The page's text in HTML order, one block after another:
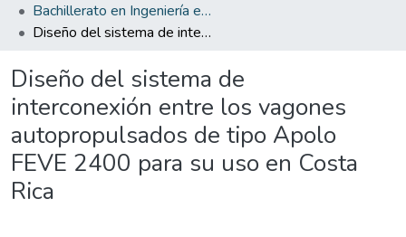
Bachillerato en Ingeniería en Diseño Industrial
Diseño del sistema de interconexión entre los vagones autopropulsados de tipo Apolo FEVE 2400 para su uso en Costa Rica
Diseño del sistema de
interconexión entre los vagones
autopropulsados de tipo Apolo
FEVE 2400 para su uso en Costa
Rica